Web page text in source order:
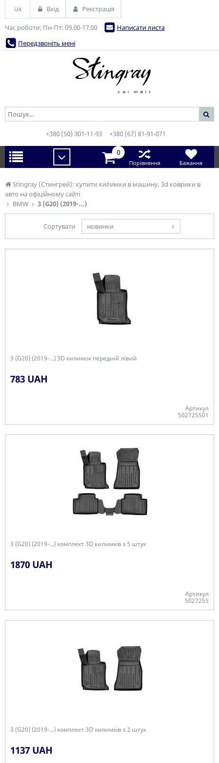
Stingray (Стингрей): купити килимки в машину, 3d коврики в
авто на офіційному сайті
BMW
3 (G20) (2019-...)
Сортувати новинки
3 (G20) (2019-...) 3D килимок передній лівий
783 UAH
Артикул
502725501
3 (G20) (2019-...) комплект 3D килимків з 5 штук
1870 UAH
Артикул
5027255
3 (G20) (2019-...) комплект 3D килимків з 2 штук
1137 UAH
Час роботи: Пн-Пт: 09.00-17.00
Написати листа
Передзвоніть мені
UA Вхід Реєстрація
+380 (50) 301-11-93 +380 (67) 81-91-071
0
Порівняння Бажання